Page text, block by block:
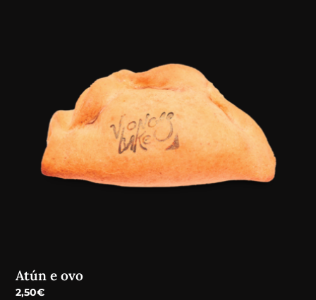
Atún e ovo
2,50€